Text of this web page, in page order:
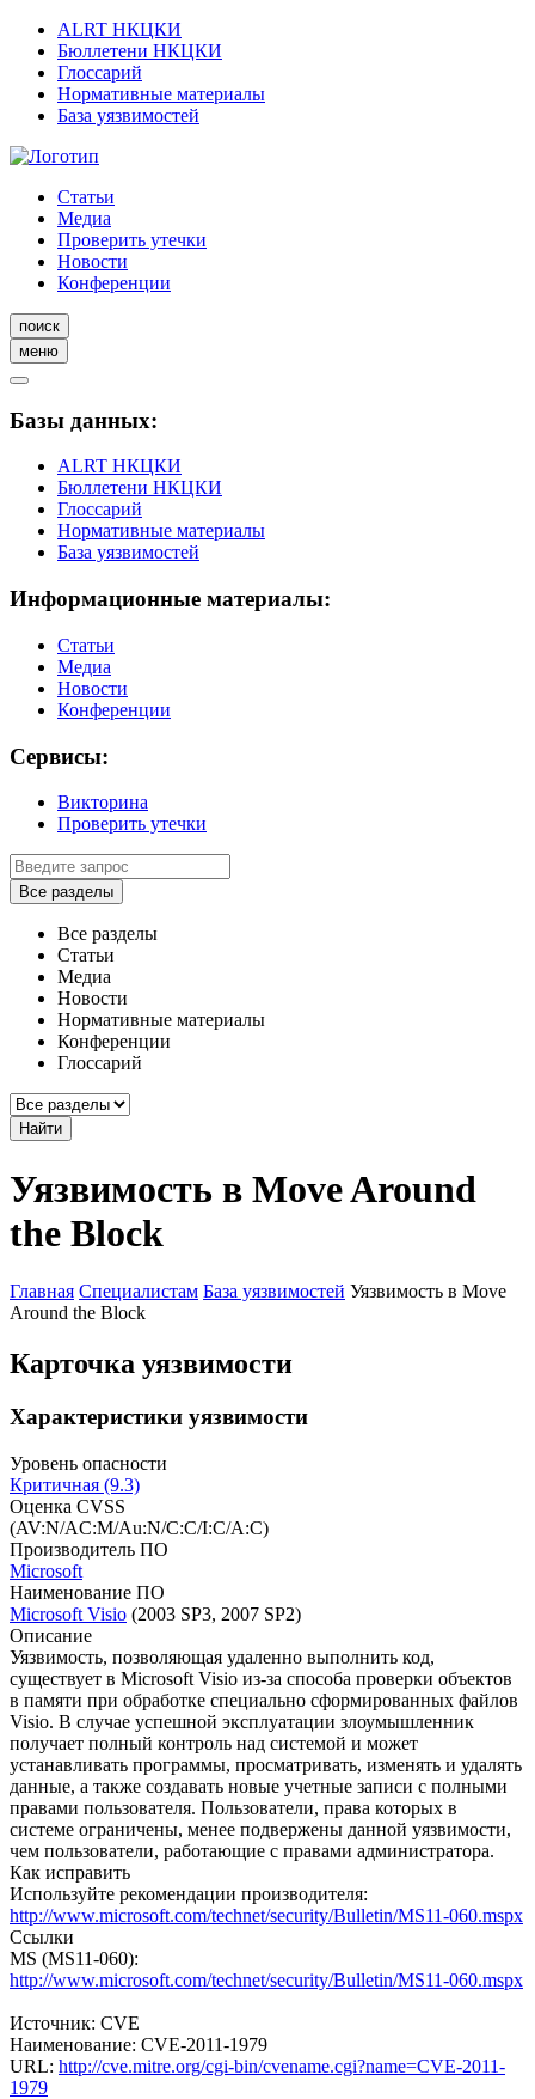
ALRT НКЦКИ
Бюллетени НКЦКИ
Глоссарий
Нормативные материалы
База уязвимостей
Статьи
Медиа
Проверить утечки
Новости
Конференции
поиск
меню
Базы данных:
ALRT НКЦКИ
Бюллетени НКЦКИ
Глоссарий
Нормативные материалы
База уязвимостей
Информационные материалы:
Статьи
Медиа
Новости
Конференции
Сервисы:
Викторина
Проверить утечки
Все разделы
Все разделы
Статьи
Медиа
Новости
Нормативные материалы
Конференции
Глоссарий
Найти
Уязвимость в Move Around
the Block
Главная Специалистам База уязвимостей Уязвимость в Move
Around the Block
Карточка уязвимости
Характеристики уязвимости
Уровень опасности
Критичная (9.3)
Оценка CVSS
(AV:N/AC:M/Au:N/C:C/I:C/A:C)
Производитель ПО
Microsoft
Наименование ПО
Microsoft Visio (2003 SP3, 2007 SP2)
Описание
Уязвимость, позволяющая удаленно выполнить код,
существует в Microsoft Visio из-за способа проверки объектов
в памяти при обработке специально сформированных файлов
Visio. В случае успешной эксплуатации злоумышленник
получает полный контроль над системой и может
устанавливать программы, просматривать, изменять и удалять
данные, а также создавать новые учетные записи с полными
правами пользователя. Пользователи, права которых в
системе ограничены, менее подвержены данной уязвимости,
чем пользователи, работающие с правами администратора.
Как исправить
Используйте рекомендации производителя:
http://www.microsoft.com/technet/security/Bulletin/MS11-060.mspx
Ссылки
MS (MS11-060):
http://www.microsoft.com/technet/security/Bulletin/MS11-060.mspx
Источник: CVE
Наименование: CVE-2011-1979
URL: http://cve.mitre.org/cgi-bin/cvename.cgi?name=CVE-2011-
1979